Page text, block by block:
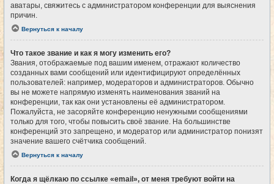
аватары, свяжитесь с администратором конференции для выяснения
причин.
Вернуться к началу
Что такое звание и как я могу изменить его?
Звания, отображаемые под вашим именем, отражают количество
созданных вами сообщений или идентифицируют определённых
пользователей: например, модераторов и администраторов. Обычно
вы не можете напрямую изменять наименования званий на
конференции, так как они установлены её администратором.
Пожалуйста, не засоряйте конференцию ненужными сообщениями
только для того, чтобы повысить своё звание. На большинстве
конференций это запрещено, и модератор или администратор понизят
значение вашего счётчика сообщений.
Вернуться к началу
Когда я щёлкаю по ссылке «email», от меня требуют войти на